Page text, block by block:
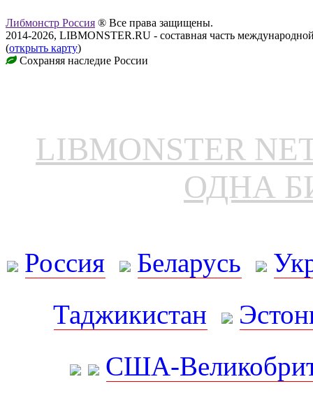
Либмонстр Россия ® Все права защищены.
2014-2026, LIBMONSTER.RU - составная часть
(открыть карту)
Сохраняя наследие России
LIBMONSTER
ОДНА
Россия Беларусь
Таджикистан
США-